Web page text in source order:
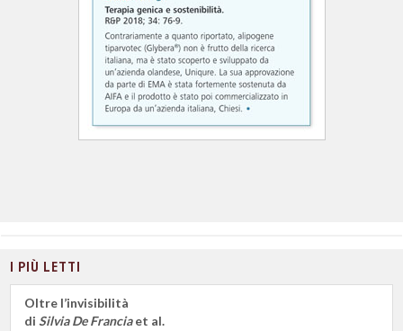
I PIÙ LETTI
Oltre l’invisibilità
di Silvia De Franciaet al.